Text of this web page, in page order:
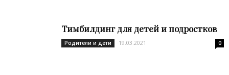
Тимбилдинг для детей и подростков
Родители и дети 19.03.2021 0